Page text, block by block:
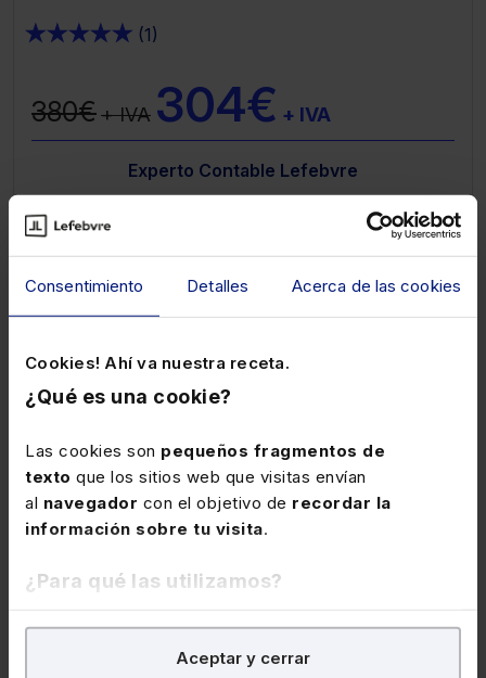
Consentimiento Detalles Acerca de las cookies
Cookies! Ahí va nuestra receta.
¿Qué es una cookie?
Las cookies son pequeños fragmentos de
texto que los sitios web que visitas envían
al navegador con el objetivo de recordar la
información sobre tu visita.
¿Para qué las utilizamos?
En Lefebvre utilizamos las cookies confines
para tratar demejorar tu experiencia
Aceptar y cerrar
★★★★★ (1)
380€+ IVA 304€ + IVA
Experto Contable Lefebvre
Disponible Elearning
contables 2025-2026. Claves para una
contabilidad segura y transparente